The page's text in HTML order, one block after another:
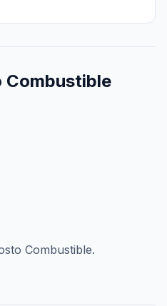
Combustible
Combustible.